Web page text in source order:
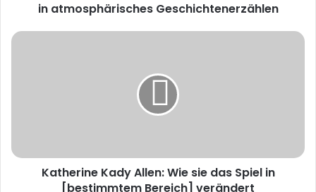
in atmosphärisches Geschichtenerzählen
Katherine
[bestimmtem
Bereich]Katherine Kady Allen: Wie sie das Spiel in
[bestimmtem Bereich] verändert